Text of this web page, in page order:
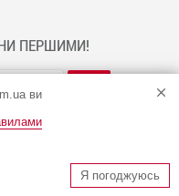
ви
Я погоджуюсь
ПЕРШИМИ!
2009 - 2026